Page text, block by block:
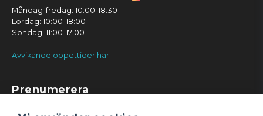
Måndag-fredag: 10:00-18:30
Lördag: 10:00-18:00
Söndag: 11:00-17:00
Avvikande öppettider här.
Prenumerera